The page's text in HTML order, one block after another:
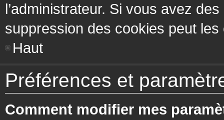
l’administrateur. Si vous avez
suppression des cookies peut les
Haut
Préférences et
Comment modifier mes